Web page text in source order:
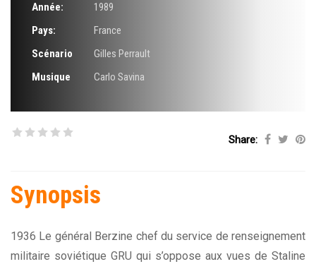
Année:
1989
Pays:
France
Scénario
Gilles Perrault
Musique
Carlo Savina
Share:
Synopsis
1936 Le général Berzine chef du service de renseignement
militaire soviétique GRU qui s’oppose aux vues de Staline